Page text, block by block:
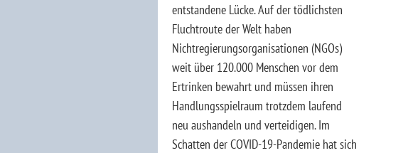
entstandene Lücke. Auf der tödlichsten
Fluchtroute der Welt haben
Nichtregierungsorganisationen (NGOs)
weit über 120.000 Menschen vor dem
Ertrinken bewahrt und müssen ihren
Handlungsspielraum trotzdem laufend
neu aushandeln und verteidigen. Im
Schatten der COVID-19-Pandemie hat sich